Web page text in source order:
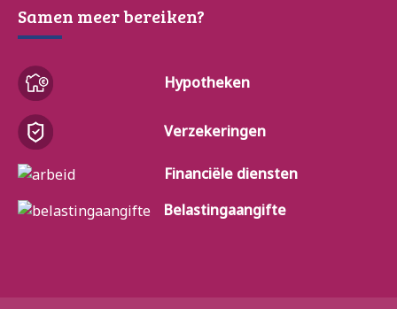
Samen meer bereiken?
Hypotheken
Verzekeringen
Financiële diensten
Belastingaangifte